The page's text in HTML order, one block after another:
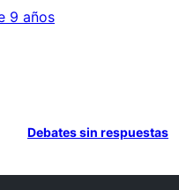
9 años
Debates sin respuestas